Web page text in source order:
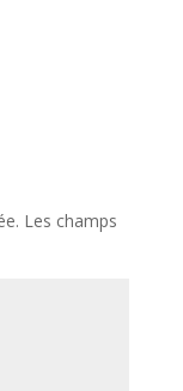
Les champs